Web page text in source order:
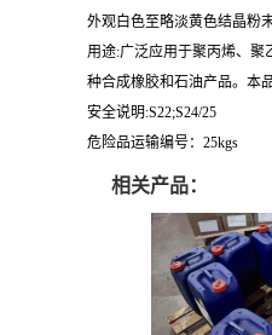
外观白色至略淡黄色结晶粉
用途:广泛应用于聚丙烯、聚
种合成橡胶和石油产品。本
安全说明:S22;S24/25
危险品运输编号：25kgs
相关产品：